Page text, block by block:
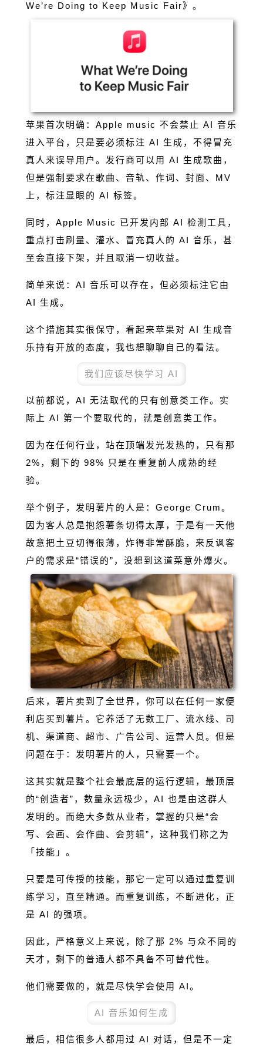
We’re Doing to Keep Music Fair》。
苹果首次明确：Apple music 不会禁止 AI 音乐
进入平台，只是要必须标注 AI 生成，不得冒充
真人来误导用户。发行商可以用 AI 生成歌曲，
但是强制要求在歌曲、音轨、作词、封面、MV
上，标注显眼的 AI 标签。
同时，Apple Music 已开发内部 AI 检测工具，
重点打击刷量、灌水、冒充真人的 AI 音乐，甚
至会直接下架，并且取消一切收益。
简单来说：AI 音乐可以存在，但必须标注它由
AI 生成。
这个措施其实很保守，看起来苹果对 AI 生成音
乐持有开放的态度，我也想聊聊自己的看法。
我们应该尽快学习 AI
以前都说，AI 无法取代的只有创意类工作。实
际上 AI 第一个要取代的，就是创意类工作。
因为在任何行业，站在顶端发光发热的，只有那
2%，剩下的 98% 只是在重复前人成熟的经
验。
举个例子，发明薯片的人是：George Crum。
因为客人总是抱怨薯条切得太厚，于是有一天他
故意把土豆切得很薄，炸得非常酥脆，来反讽客
户的需求是“错误的”，没想到这道菜意外爆火。
后来，薯片卖到了全世界，你可以在任何一家便
利店买到薯片。它养活了无数工厂、流水线、司
机、渠道商、超市、广告公司、运营人员。但是
问题在于：发明薯片的人，只需要一个。
这其实就是整个社会最底层的运行逻辑，最顶层
的“创造者”，数量永远极少，AI 也是由这群人
发明的。而绝大多数从业者，掌握的只是“会
写、会画、会作曲、会剪辑”，这种我们称之为
「技能」。
只要是可传授的技能，那它一定可以通过重复训
练学习，直至精通。而重复训练，不断进化，正
是 AI 的强项。
因此，严格意义上来说，除了那 2% 与众不同的
天才，剩下的普通人都不具备不可替代性。
他们需要做的，就是尽快学会使用 AI。
AI 音乐如何生成
最后，相信很多人都用过 AI 对话，但是不一定